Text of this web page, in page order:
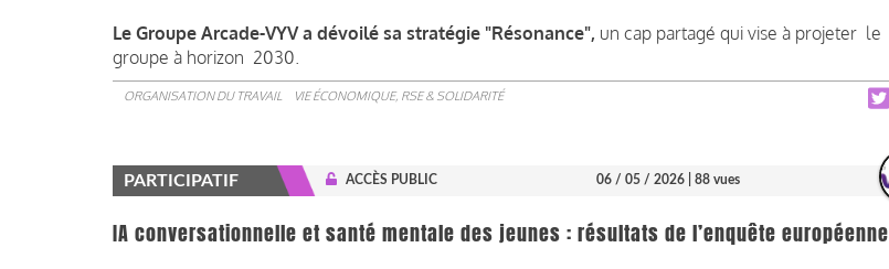
Le Groupe Arcade-VYV a dévoilé sa stratégie "Résonance", un cap partagé qui vise à projeter le
groupe à horizon 2030.
ORGANISATION DU TRAVAIL VIE ÉCONOMIQUE, RSE & SOLIDARITÉ
PARTICIPATIF ACCÈS PUBLIC 06 / 05 / 2026 | 88 vues
IA conversationnelle et santé mentale des jeunes : résultats de l’enquête européenne